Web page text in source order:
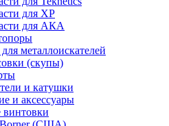
для XP
для АКА
металлоискателей
(скупы)
и катушки
и аксессуары
винтовки